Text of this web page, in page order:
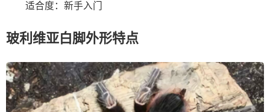
适合度：新手入门
玻利维亚白脚外形特点